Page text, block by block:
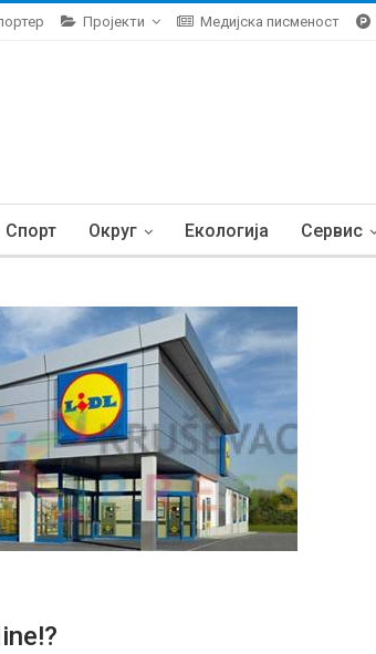
Пројекти Медијска писменост
Спорт Округ Екологија Сервис